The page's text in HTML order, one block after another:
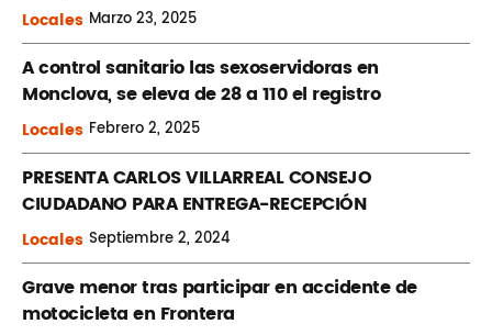
Locales Marzo23, 2025
A control sanitario las sexoservidoras en
Monclova, se eleva de 28 a 110 el registro
Locales Febrero2, 2025
PRESENTA CARLOS VILLARREAL CONSEJO
CIUDADANO PARA ENTREGA-RECEPCIÓN
Locales Septiembre2, 2024
Grave menor tras participar en accidente de
motocicleta en Frontera